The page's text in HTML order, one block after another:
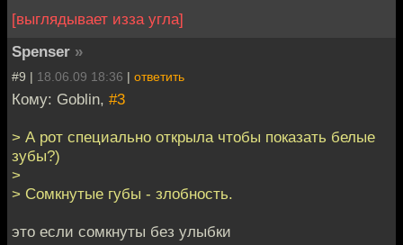
[выглядывает изза угла]
Spenser »
#9 | 18.06.09 18:36 | ответить
Кому: Goblin, #3
> А рот специально открыла чтобы показать белые
зубы?)
>
> Сомкнутые губы - злобность.
это если сомкнуты без улыбки